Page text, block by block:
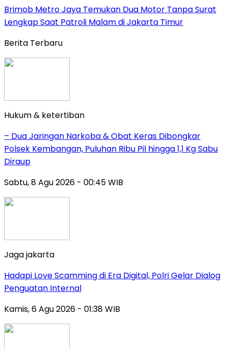
Brimob Metro Jaya Temukan Dua Motor Tanpa Surat
Lengkap Saat Patroli Malam di Jakarta Timur
Berita Terbaru
Hukum & ketertiban
– Dua Jaringan Narkoba & Obat Keras Dibongkar
Polsek Kembangan, Puluhan Ribu Pil hingga 1,1 Kg Sabu
Diraup
Sabtu, 8 Agu 2026 - 00:45 WIB
Jaga jakarta
Hadapi Love Scamming di Era Digital, Polri Gelar Dialog
Penguatan Internal
Kamis, 6 Agu 2026 - 01:38 WIB